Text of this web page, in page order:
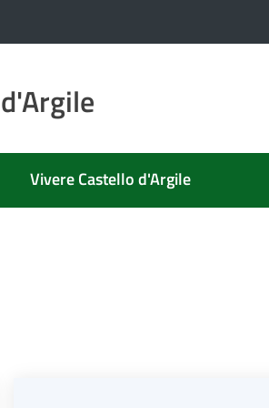
Vivere Castello d'Argile